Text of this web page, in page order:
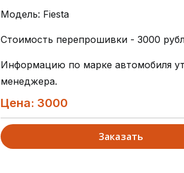
Модель: Fiesta
Стоимость перепрошивки - 3000
Информацию по марке автомобиля
менеджера.
Цена: 3000
Заказать